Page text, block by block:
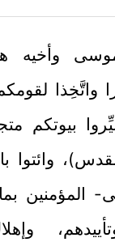
وأخيه
واتَّخِذا
بيوتكم
وائتوا
المؤمنين